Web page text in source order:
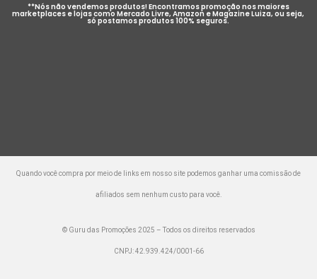
**Nós não vendemos produtos! Encontramos promoção nos maiores
marketplaces e lojas como Mercado Livre, Amazon e Magazine Luiza, ou seja,
só postamos produtos 100% seguros.
Quando você compra por meio de links em nosso site podemos ganhar uma comissão de
afiliados sem nenhum custo para você.
© Guru das Promoções 2025 – Todos os direitos reservados
CNPJ: 42.939.424/0001-66